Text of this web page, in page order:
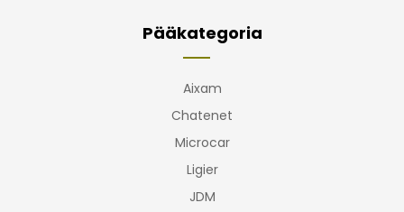
Pääkategoria
Aixam
Chatenet
Microcar
Ligier
JDM